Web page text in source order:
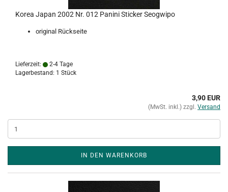
Korea Japan 2002 Nr. 012 Panini Sticker Seogwipo
original Rückseite
Lieferzeit:
2-4 Tage
Lagerbestand: 1 Stück
3,90 EUR
(MwSt. inkl.) zzgl. Versand
IN DEN WARENKORB